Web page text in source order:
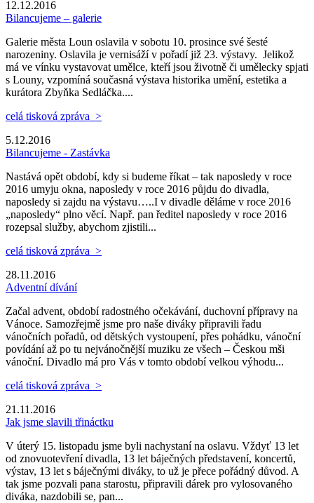
12.12.2016
Bilancujeme – galerie
Galerie města Loun oslavila v sobotu 10. prosince své šesté
narozeniny. Oslavila je vernisáží v pořadí již 23. výstavy. Jelikož
má ve vínku vystavovat umělce, kteří jsou životně či umělecky spjati
s Louny, vzpomíná současná výstava historika umění, estetika a
kurátora Zbyňka Sedláčka....
celá tisková zpráva >
5.12.2016
Bilancujeme - Zastávka
Nastává opět období, kdy si budeme říkat – tak naposledy v roce
2016 umyju okna, naposledy v roce 2016 půjdu do divadla,
naposledy si zajdu na výstavu…..I v divadle děláme v roce 2016
„naposledy“ plno věcí. Např. pan ředitel naposledy v roce 2016
rozepsal služby, abychom zjistili...
celá tisková zpráva >
28.11.2016
Adventní dívání
Začal advent, období radostného očekávání, duchovní přípravy na
Vánoce. Samozřejmě jsme pro naše diváky připravili řadu
vánočních pořadů, od dětských vystoupení, přes pohádku, vánoční
povídání až po tu nejvánočnější muziku ze všech – Českou mši
vánoční. Divadlo má pro Vás v tomto období velkou výhodu...
celá tisková zpráva >
21.11.2016
Jak jsme slavili třináctku
V úterý 15. listopadu jsme byli nachystaní na oslavu. Vždyť 13 let
od znovuotevření divadla, 13 let báječných představení, koncertů,
výstav, 13 let s báječnými diváky, to už je přece pořádný důvod. A
tak jsme pozvali pana starostu, připravili dárek pro vylosovaného
diváka, nazdobili se, pan...